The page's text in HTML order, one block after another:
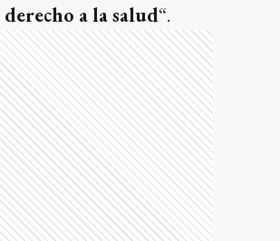
a la salud“.